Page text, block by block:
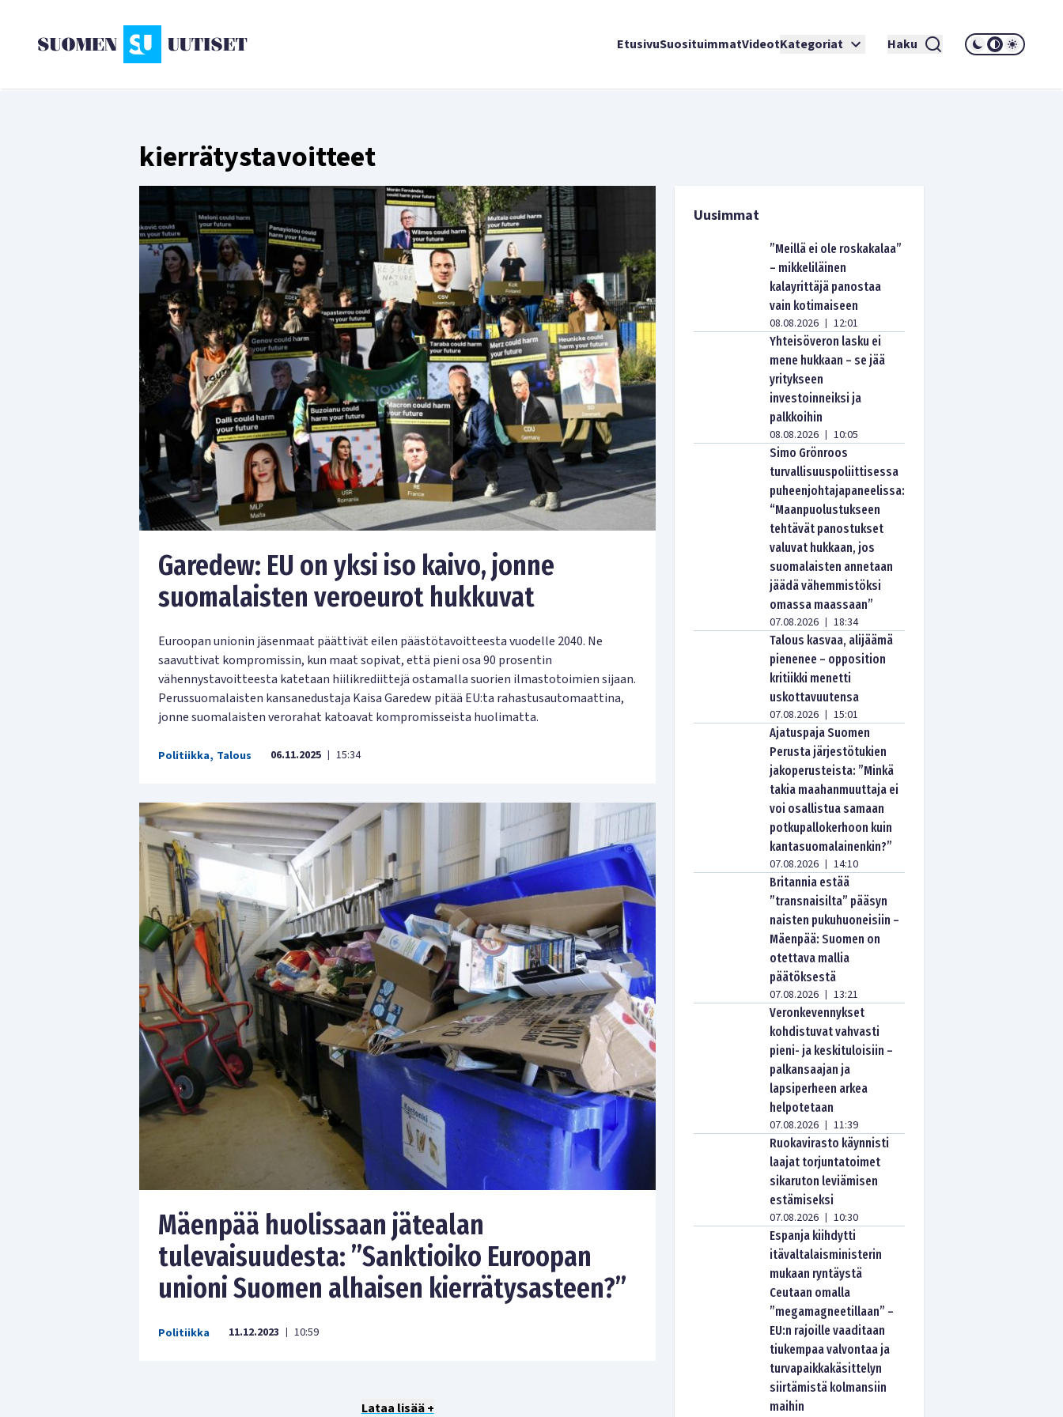
EtusivuSuosituimmatVideotKategoriat Haku
kierrätystavoitteet
Garedew: EU on yksi iso kaivo, jonne
suomalaisten veroeurot hukkuvat
Euroopan unionin jäsenmaat päättivät eilen päästötavoitteesta vuodelle 2040. Ne
saavuttivat kompromissin, kun maat sopivat, että pieni osa 90 prosentin
vähennystavoitteesta katetaan hiilikrediittejä ostamalla suorien ilmastotoimien sijaan.
Perussuomalaisten kansanedustaja Kaisa Garedew pitää EU:ta rahastusautomaattina,
jonne suomalaisten verorahat katoavat kompromisseista huolimatta.
Politiikka, Talous 06.11.2025 | 15:34
Mäenpää huolissaan jätealan
tulevaisuudesta: ”Sanktioiko Euroopan
unioni Suomen alhaisen kierrätysasteen?”
Politiikka 11.12.2023 | 10:59
Lataa lisää +
Uusimmat
”Meillä ei ole roskakalaa”
– mikkeliläinen
kalayrittäjä panostaa
vain kotimaiseen
08.08.2026 | 12:01
Yhteisöveron lasku ei
mene hukkaan – se jää
yritykseen
investoinneiksi ja
palkkoihin
08.08.2026 | 10:05
Simo Grönroos
turvallisuuspoliittisessa
puheenjohtajapaneelissa:
“Maanpuolustukseen
tehtävät panostukset
valuvat hukkaan, jos
suomalaisten annetaan
jäädä vähemmistöksi
omassa maassaan”
07.08.2026 | 18:34
Talous kasvaa, alijäämä
pienenee – opposition
kritiikki menetti
uskottavuutensa
07.08.2026 | 15:01
Ajatuspaja Suomen
Perusta järjestötukien
jakoperusteista: ”Minkä
takia maahanmuuttaja ei
voi osallistua samaan
potkupallokerhoon kuin
kantasuomalainenkin?”
07.08.2026 | 14:10
Britannia estää
”transnaisilta” pääsyn
naisten pukuhuoneisiin –
Mäenpää: Suomen on
otettava mallia
päätöksestä
07.08.2026 | 13:21
Veronkevennykset
kohdistuvat vahvasti
pieni- ja keskituloisiin –
palkansaajan ja
lapsiperheen arkea
helpotetaan
07.08.2026 | 11:39
Ruokavirasto käynnisti
laajat torjuntatoimet
sikaruton leviämisen
estämiseksi
07.08.2026 | 10:30
Espanja kiihdytti
itävaltalaisministerin
mukaan ryntäystä
Ceutaan omalla
”megamagneetillaan” –
EU:n rajoille vaaditaan
tiukempaa valvontaa ja
turvapaikkakäsittelyn
siirtämistä kolmansiin
maihin